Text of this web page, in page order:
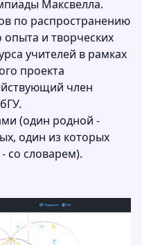
Максвелла.
по распространению
опыта и творческих
учителей в рамках
проекта
член
(один родной -
один из которых
со словарем).